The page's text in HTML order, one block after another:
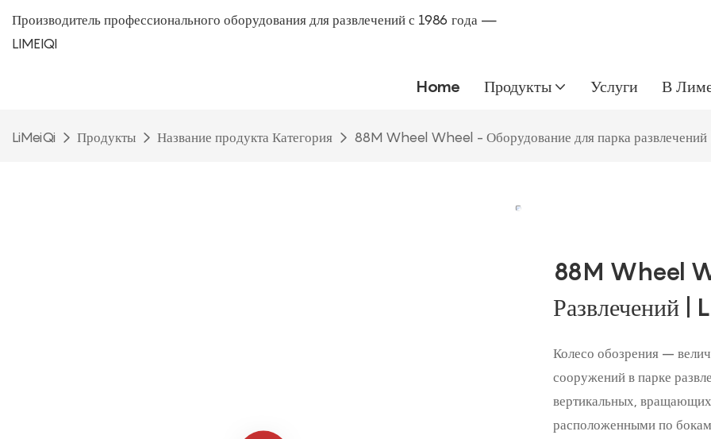
Производитель профессионального оборудования для развлечений с 1986 года —
LIMEIQI
Home Продукты Услуги В
LiMeiQi Продукты Название продукта Категория 88M Wheel Wheel - Оборудование для парка развлечений
88M Wheel
Развлечений
Колесо обозрения –
сооружений в парке
вертикальных,
расположенными по